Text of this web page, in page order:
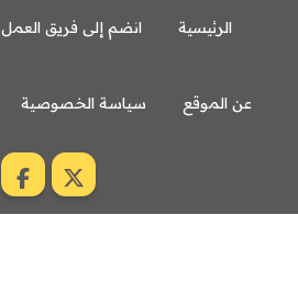
الرئيسية انضم إلى فريق العمل
عن الموقع سياسة الخصوصية